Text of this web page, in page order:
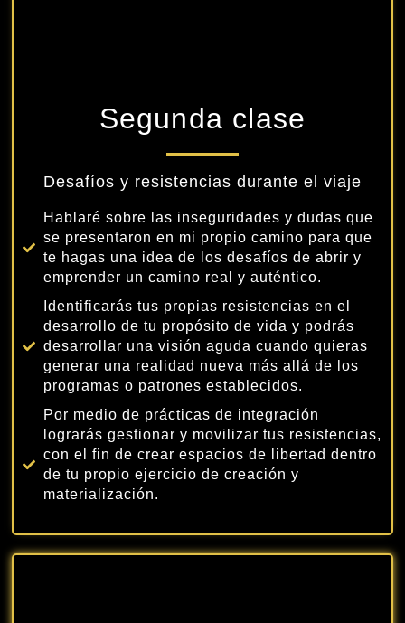
Segunda clase
Desafíos y resistencias durante el viaje
Hablaré sobre las inseguridades y dudas que
se presentaron en mi propio camino para que
te hagas una idea de los desafíos de abrir y
emprender un camino real y auténtico.
Identificarás tus propias resistencias en el
desarrollo de tu propósito de vida y podrás
desarrollar una visión aguda cuando quieras
generar una realidad nueva más allá de los
programas o patrones establecidos.
Por medio de prácticas de integración
lograrás gestionar y movilizar tus resistencias,
con el fin de crear espacios de libertad dentro
de tu propio ejercicio de creación y
materialización.